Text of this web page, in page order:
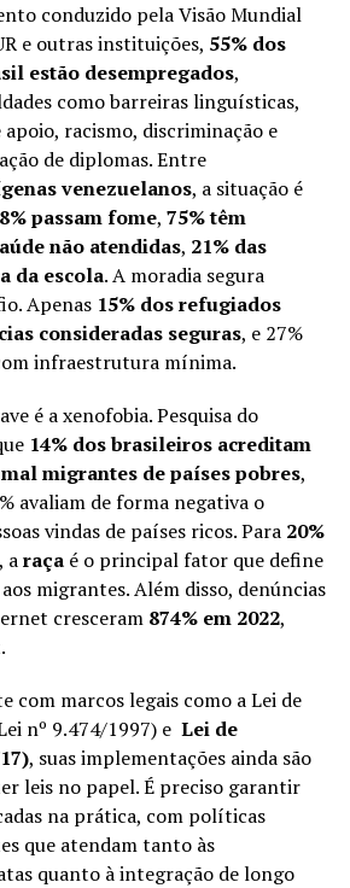
conduzido pela Visão Mundial
e outras instituições, 55% dos
estão desempregados,
como barreiras linguísticas,
apoio, racismo, discriminação e
de diplomas. Entre
venezuelanos, a situação é
passam fome, 75% têm
não atendidas, 21% das
da escola. A moradia segura
Apenas 15% dos refugiados
consideradas seguras, e 27%
infraestrutura mínima.
é a xenofobia. Pesquisa do
14% dos brasileiros acreditam
migrantes de países pobres,
avaliam de forma negativa o
vindas de países ricos. Para 20%
araçaé o principal fator que define
migrantes. Além disso, denúncias
cresceram 874% em 2022,
com marcos legais como a Lei de
nº 9.474/1997) e Lei de
, suas implementações ainda são
leis no papel. É preciso garantir
na prática, com políticas
que atendam tanto às
quanto à integração de longo